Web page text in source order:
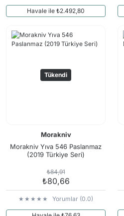
Havale ile ₺2.492,80
Tükendi
Morakniv
Morakniv Yıva 546 Paslanmaz
(2019 Türkiye Seri)
₺84,91
₺80,66
Yorumlar (0.0)